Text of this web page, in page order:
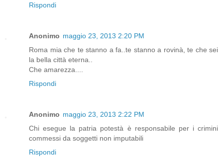
Rispondi
Anonimo maggio 23, 2013 2:20 PM
Roma mia che te stanno a fa..te stanno a rovinà, te che sei
la bella città eterna..
Che amarezza....
Rispondi
Anonimo maggio 23, 2013 2:22 PM
Chi esegue la patria potestà è responsabile per i crimini
commessi da soggetti non imputabili
Rispondi